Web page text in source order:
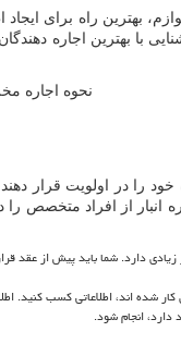
بهترین راه برای
با بهترین اجاره
نحوه
خود را در اولویت قرار
انبار از افراد متخصص
زیادی دارد. شما باید پیش
شده اند، اطلاعاتی کسب کنید.
دارد، انجام شود.